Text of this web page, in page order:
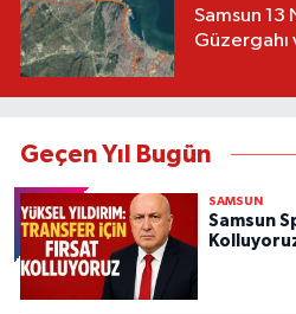
Samsun 13
Geçen Yıl Bugün
SAMSUN
Samsun